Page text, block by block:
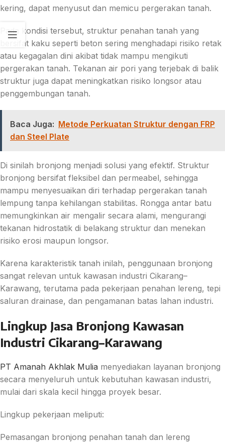
kering, dapat menyusut dan memicu pergerakan tanah.
Pada kondisi tersebut, struktur penahan tanah yang
bersifat kaku seperti beton sering menghadapi risiko retak
atau kegagalan dini akibat tidak mampu mengikuti
pergerakan tanah. Tekanan air pori yang terjebak di balik
struktur juga dapat meningkatkan risiko longsor atau
penggembungan tanah.
Baca Juga: Metode Perkuatan Struktur dengan FRP
dan Steel Plate
Di sinilah bronjong menjadi solusi yang efektif. Struktur
bronjong bersifat fleksibel dan permeabel, sehingga
mampu menyesuaikan diri terhadap pergerakan tanah
lempung tanpa kehilangan stabilitas. Rongga antar batu
memungkinkan air mengalir secara alami, mengurangi
tekanan hidrostatik di belakang struktur dan menekan
risiko erosi maupun longsor.
Karena karakteristik tanah inilah, penggunaan bronjong
sangat relevan untuk kawasan industri Cikarang–
Karawang, terutama pada pekerjaan penahan lereng, tepi
saluran drainase, dan pengamanan batas lahan industri.
Lingkup Jasa Bronjong Kawasan
Industri Cikarang–Karawang
PT Amanah Akhlak Mulia menyediakan layanan bronjong
secara menyeluruh untuk kebutuhan kawasan industri,
mulai dari skala kecil hingga proyek besar.
Lingkup pekerjaan meliputi:
Pemasangan bronjong penahan tanah dan lereng